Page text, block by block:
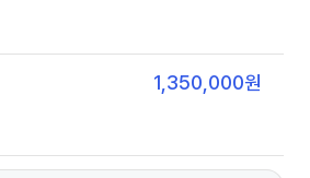
1,350,000원